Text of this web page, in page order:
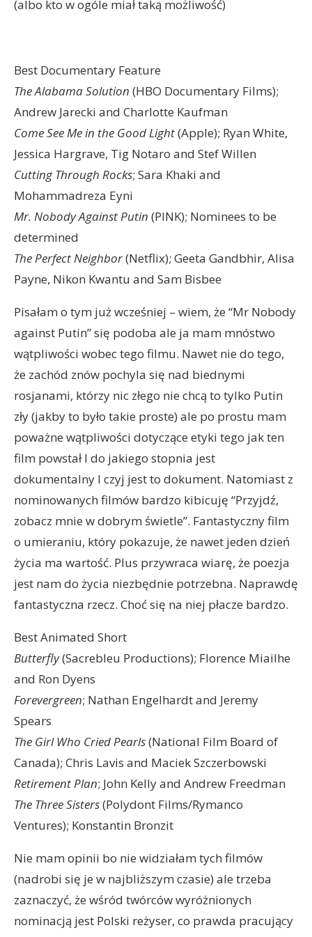
(albo kto w ogóle miał taką możliwość)
Best Documentary Feature
The Alabama Solution (HBO Documentary Films);
Andrew Jarecki and Charlotte Kaufman
Come See Me in the Good Light(Apple); Ryan White,
Jessica Hargrave, Tig Notaro and Stef Willen
Cutting Through Rocks; Sara Khaki and
Mohammadreza Eyni
Mr. Nobody Against Putin (PINK); Nominees to be
determined
The Perfect Neighbor(Netflix); Geeta Gandbhir, Alisa
Payne, Nikon Kwantu and Sam Bisbee
Pisałam o tym już wcześniej – wiem, że “Mr Nobody
against Putin” się podoba ale ja mam mnóstwo
wątpliwości wobec tego filmu. Nawet nie do tego,
że zachód znów pochyla się nad biednymi
rosjanami, którzy nic złego nie chcą to tylko Putin
zły (jakby to było takie proste) ale po prostu mam
poważne wątpliwości dotyczące etyki tego jak ten
film powstał I do jakiego stopnia jest
dokumentalny I czyj jest to dokument. Natomiast z
nominowanych filmów bardzo kibicuję “Przyjdź,
zobacz mnie w dobrym świetle”. Fantastyczny film
o umieraniu, który pokazuje, że nawet jeden dzień
życia ma wartość. Plus przywraca wiarę, że poezja
jest nam do życia niezbędnie potrzebna. Naprawdę
fantastyczna rzecz. Choć się na niej płacze bardzo.
Best Animated Short
Butterfly(Sacrebleu Productions); Florence Miailhe
and Ron Dyens
Forevergreen; Nathan Engelhardt and Jeremy
Spears
The Girl Who Cried Pearls(National Film Board of
Canada); Chris Lavis and Maciek Szczerbowski
Retirement Plan; John Kelly and Andrew Freedman
The Three Sisters(Polydont Films/Rymanco
Ventures); Konstantin Bronzit
Nie mam opinii bo nie widziałam tych filmów
(nadrobi się je w najbliższym czasie) ale trzeba
zaznaczyć, że wśród twórców wyróżnionych
nominacją jest Polski reżyser, co prawda pracujący